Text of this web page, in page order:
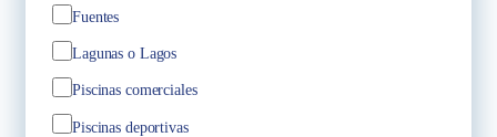
Fuentes
Lagunas o Lagos
Piscinas comerciales
Piscinas deportivas